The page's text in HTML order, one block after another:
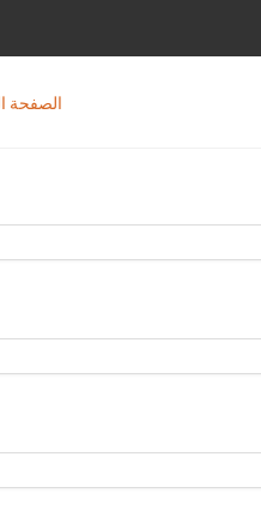
الصفحة
الثقافي